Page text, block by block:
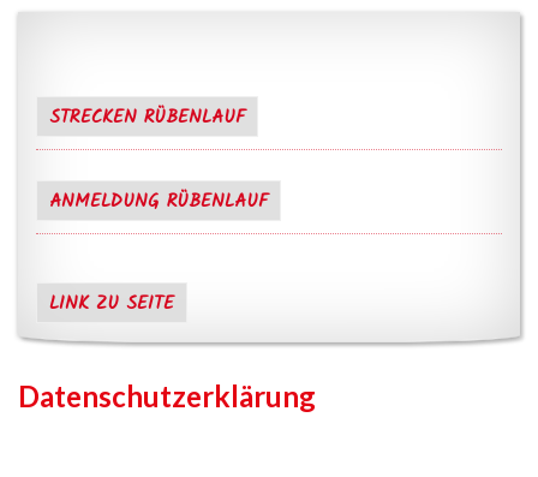
STRECKEN RÜBENLAUF
ANMELDUNG RÜBENLAUF
LINK ZU SEITE
Datenschutzerklärung